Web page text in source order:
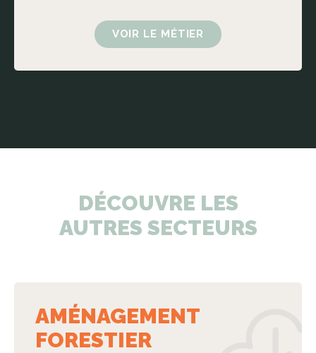
VOIR LE MÉTIER
DÉCOUVRE LES
AUTRES SECTEURS
AMÉNAGEMENT
FORESTIER